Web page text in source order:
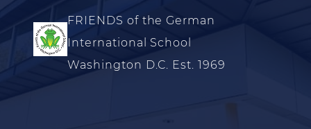
FRIENDS of the German
International School
Washington D.C. Est. 1969